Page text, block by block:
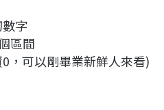
字
區間
0，可以剛畢業新鮮人來看)